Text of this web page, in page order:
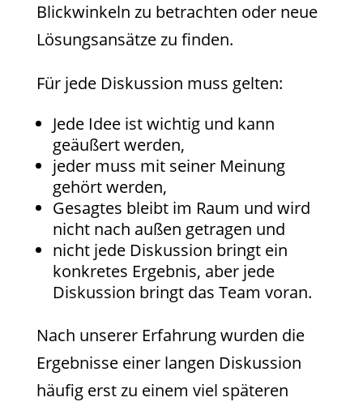
Blickwinkeln zu betrachten oder neue
Lösungsansätze zu finden.
Für jede Diskussion muss gelten:
Jede Idee ist wichtig und kann
geäußert werden,
jeder muss mit seiner Meinung
gehört werden,
Gesagtes bleibt im Raum und wird
nicht nach außen getragen und
nicht jede Diskussion bringt ein
konkretes Ergebnis, aber jede
Diskussion bringt das Team voran.
Nach unserer Erfahrung wurden die
Ergebnisse einer langen Diskussion
häufig erst zu einem viel späteren